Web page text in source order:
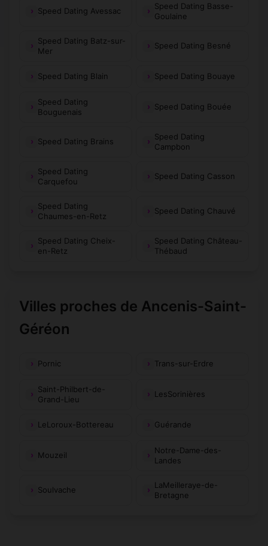
Speed Dating Avessac
Speed Dating Basse-
Goulaine
Speed Dating Batz-sur-
Mer
Speed Dating Besné
Speed Dating Blain Speed Dating Bouaye
Speed Dating
Bouguenais
Speed Dating Bouée
Speed Dating Brains
Speed Dating
Campbon
Speed Dating
Carquefou
Speed Dating Casson
Speed Dating
Chaumes-en-Retz
Speed Dating Chauvé
Speed Dating Cheix-
en-Retz
Speed Dating Château-
Thébaud
Villes proches de Ancenis-Saint-
Géréon
Pornic Trans-sur-Erdre
Saint-Philbert-de-
Grand-Lieu
LesSorinières
LeLoroux-Bottereau Guérande
Mouzeil
Notre-Dame-des-
Landes
Soulvache
LaMeilleraye-de-
Bretagne